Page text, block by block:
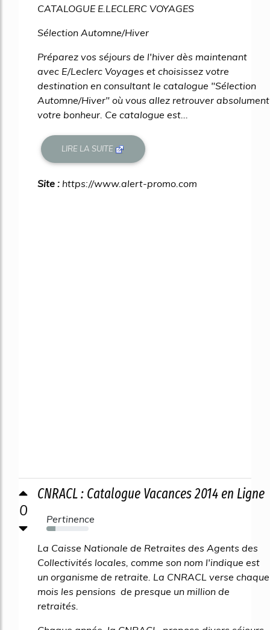
CATALOGUE E.LECLERC VOYAGES
Sélection Automne/Hiver
Préparez vos séjours de l'hiver dès maintenant
avec E/Leclerc Voyages et choisissez votre
destination en consultant le catalogue "Sélection
Automne/Hiver" où vous allez retrouver absolument
votre bonheur. Ce catalogue est...
LIRE LA SUITE
Site : https://www.alert-promo.com
0
CNRACL : Catalogue Vacances 2014 en Ligne
Pertinence
22%
La Caisse Nationale de Retraites des Agents des
Collectivités locales, comme son nom l'indique est
un organisme de retraite. La CNRACL verse chaque
mois les pensions de presque un million de
retraités.